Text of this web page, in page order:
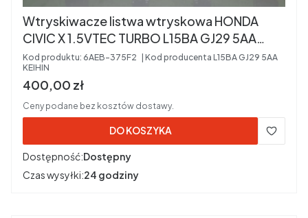
Wtryskiwacze listwa wtryskowa HONDA
CIVIC X 1.5VTEC TURBO L15BA GJ29 5AA
KEIHIN Kod silnika: L15BA
Kod produktu: 6AEB-375F2 Kod producenta L15BA GJ29 5AA
KEIHIN
Cena brutto
400,00 zł
Ceny podane bez kosztów dostawy.
DO KOSZYKA
Dostępność:Dostępny
Czas wysyłki:24 godziny